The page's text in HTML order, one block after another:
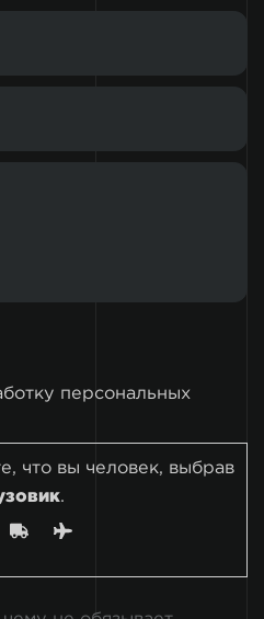
персональных
что вы человек, выбрав
.